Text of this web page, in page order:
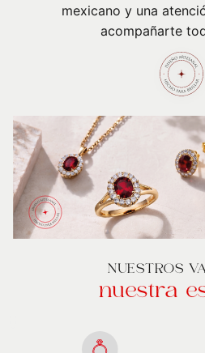
mexicano y una
acompañarte
NUESTROS
nuestra